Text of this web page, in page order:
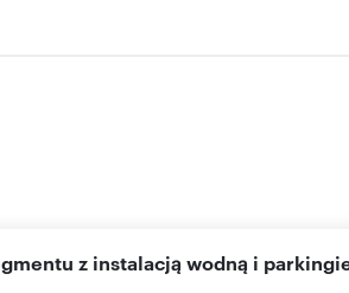
z instalacją wodną i